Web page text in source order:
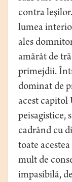
contra
lumea
ales
amărât de
primejdii.
dominat de
acest capitol
peisagistice,
cadrând cu
toate
mult de
impasibilă,